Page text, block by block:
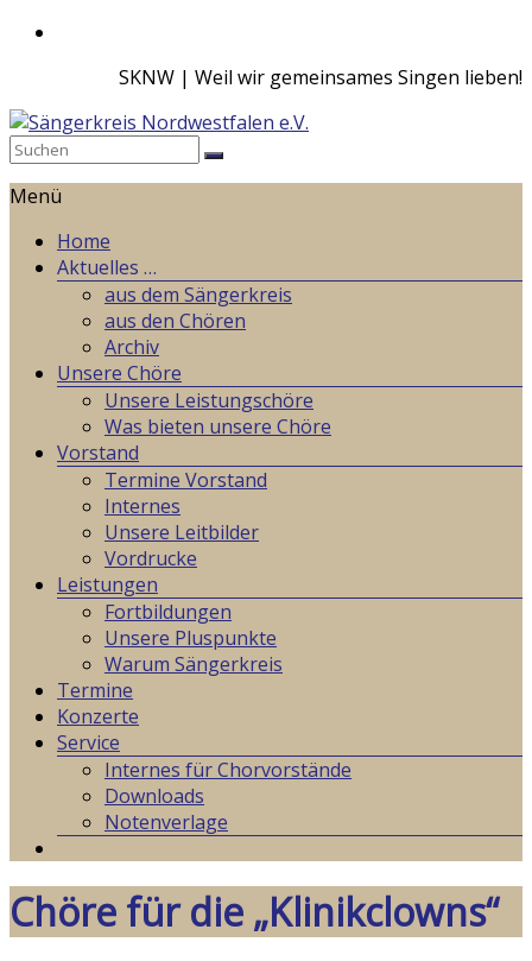
Zum
SKNW | Weil wir gemeinsames Singen lieben!
Sängerkreis
Nordwestfalen
Weil
gemeinsames
Singen
lieben!
Menü
Home
Aktuelles …
aus dem Sängerkreis
aus den Chören
Archiv
Unsere Chöre
Unsere Leistungschöre
Was bieten unsere Chöre
Vorstand
Termine Vorstand
Internes
Unsere Leitbilder
Vordrucke
Leistungen
Fortbildungen
Unsere Pluspunkte
Warum Sängerkreis
Termine
Konzerte
Service
Internes für Chorvorstände
Downloads
Notenverlage
Chöre für die „Klinikclowns“